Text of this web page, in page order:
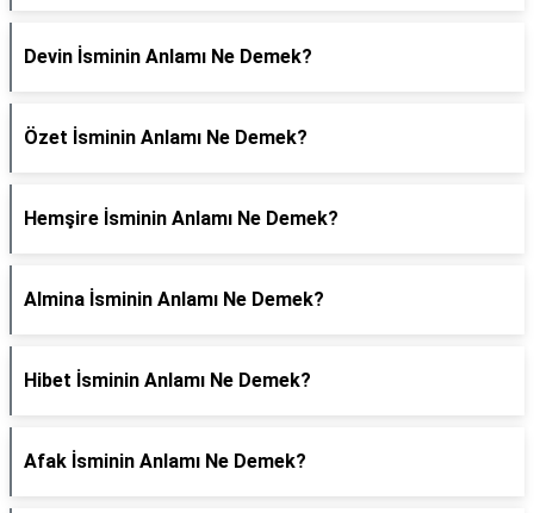
Devin İsminin Anlamı Ne Demek?
Özet İsminin Anlamı Ne Demek?
Hemşire İsminin Anlamı Ne Demek?
Almina İsminin Anlamı Ne Demek?
Hibet İsminin Anlamı Ne Demek?
Afak İsminin Anlamı Ne Demek?